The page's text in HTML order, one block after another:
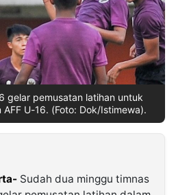
gelar pemusatan latihan untuk
U-16. (Foto: Dok/Istimewa).
Sudah dua minggu timnas